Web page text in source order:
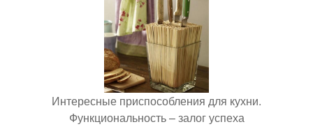
Интересные приспособления для кухни.
Функциональность – залог успеха